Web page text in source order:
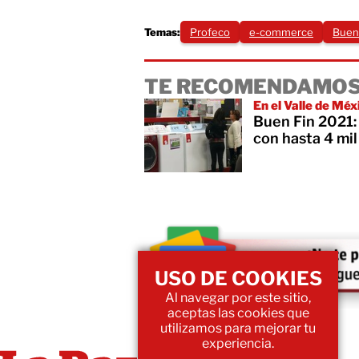
Temas: Profeco e-commerce
TE
En el Valle de
Buen Fin
con hasta 4
USO DE COOKIES
Al navegar por este sitio,
aceptas las cookies que
utilizamos para mejorar tu
experiencia.